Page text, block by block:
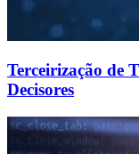
Terceirização de
Decisores